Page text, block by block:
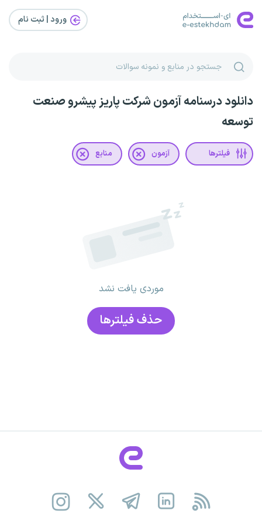
ورود | ثبت‌ نام
دانلود درسنامه آزمون شرکت پاریز پیشرو صنعت
توسعه
فیلترها آزمون منابع
موردی یافت نشد
حذف فیلتر‌ها